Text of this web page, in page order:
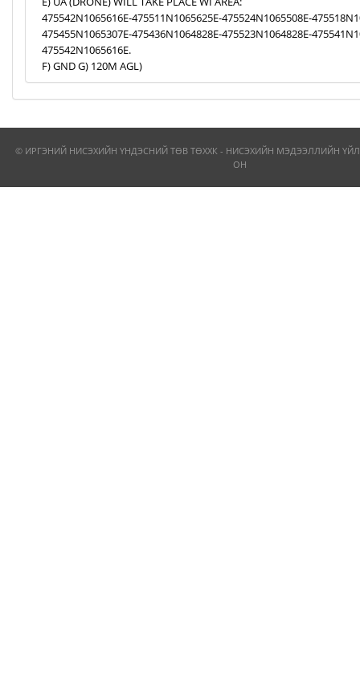
475542N1065616E-475511N1065625E-475524N1065508E-
475455N1065307E-475436N1064828E-475523N1064828E-
475542N1065616E.
F) GND G) 120M AGL)
© ИРГЭНИЙ НИСЭХИЙН ҮНДЭСНИЙ ТӨВ ТӨХХК - НИСЭХИЙН МЭДЭЭЛЛИЙН
ОН